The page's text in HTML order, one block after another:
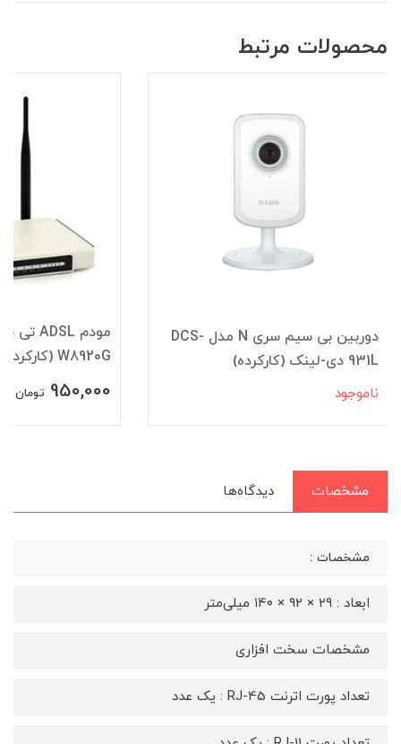
محصولات مرتبط
دوربین بی سیم سری N مدل DCS-
931L دی-لینک (کارکرده)
ناموجود
W8920G (کارکرده)
950,000 تومان
مشخصات دیدگاه‌ها
مشخصات :
ابعاد : ۲۹ × ۹۲ × ۱۴۰ میلی‌متر
مشخصات سخت افزاری
تعداد پورت اترنت RJ-45 : یک عدد